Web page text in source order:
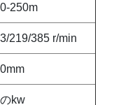
250m
219/385 r/min
kw